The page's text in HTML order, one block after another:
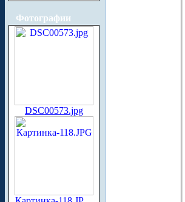
Фотографии
DSC00573.jpg